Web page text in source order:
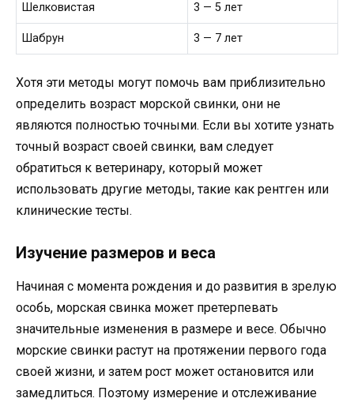
Шелковистая 3 — 5 лет
Шабрун 3 — 7 лет
Хотя эти методы могут помочь вам приблизительно
определить возраст морской свинки, они не
являются полностью точными. Если вы хотите узнать
точный возраст своей свинки, вам следует
обратиться к ветеринару, который может
использовать другие методы, такие как рентген или
клинические тесты.
Изучение размеров и веса
Начиная с момента рождения и до развития в зрелую
особь, морская свинка может претерпевать
значительные изменения в размере и весе. Обычно
морские свинки растут на протяжении первого года
своей жизни, и затем рост может остановится или
замедлиться. Поэтому измерение и отслеживание